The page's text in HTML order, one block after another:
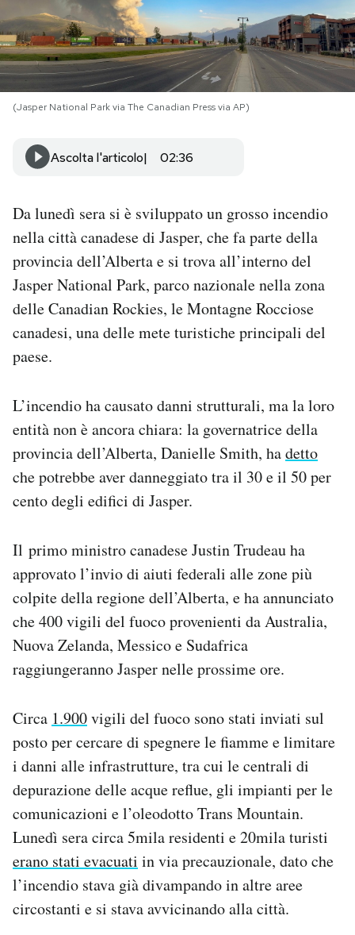
I MIEI PREFERITI
SHOP
CALENDARIO
Area Personale
Regala il Post
Hai bisogno di aiuto?
Esci
(Jasper National Park via The Canadian Press via AP)
Ascolta l'articolo 02:36
Da lunedì sera si è sviluppato un grosso incendio
nella città canadese di Jasper, che fa parte della
provincia dell’Alberta e si trova all’interno del
Jasper National Park, parco nazionale nella zona
delle Canadian Rockies, le Montagne Rocciose
canadesi, una delle mete turistiche principali del
paese.
L’incendio ha causato danni strutturali, ma la loro
entità non è ancora chiara: la governatrice della
provincia dell’Alberta, Danielle Smith, hadetto
che potrebbe aver danneggiato tra il 30 e il 50 per
cento degli edifici di Jasper.
Il primo ministro canadese Justin Trudeau ha
approvato l’invio di aiuti federali alle zone più
colpite della regione dell’Alberta, e ha annunciato
che 400 vigili del fuoco provenienti da Australia,
Nuova Zelanda, Messico e Sudafrica
raggiungeranno Jasper nelle prossime ore.
Circa 1.900vigili del fuoco sono stati inviati sul
posto per cercare di spegnere le fiamme e limitare
i danni alle infrastrutture, tra cui le centrali di
depurazione delle acque reflue, gli impianti per le
comunicazioni e l’oleodotto Trans Mountain.
Lunedì sera circa 5mila residenti e 20mila turisti
erano stati evacuati in via precauzionale, dato che
l’incendio stava già divampando in altre aree
circostanti e si stava avvicinando alla città.